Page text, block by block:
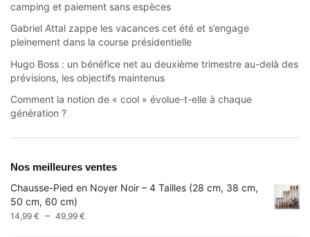
camping et paiement sans espèces
Gabriel Attal zappe les vacances cet été et s’engage
pleinement dans la course présidentielle
Hugo Boss : un bénéfice net au deuxième trimestre au-delà des
prévisions, les objectifs maintenus
Comment la notion de « cool » évolue-t-elle à chaque
génération ?
Nos meilleures ventes
Chausse-Pied en Noyer Noir – 4 Tailles (28 cm, 38 cm,
50 cm, 60 cm)
14,99 € – 49,99 €